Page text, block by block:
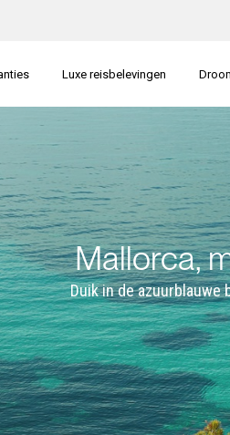
Luxe reisbelevingen
Mallorca,
Duik in de azuurblauwe